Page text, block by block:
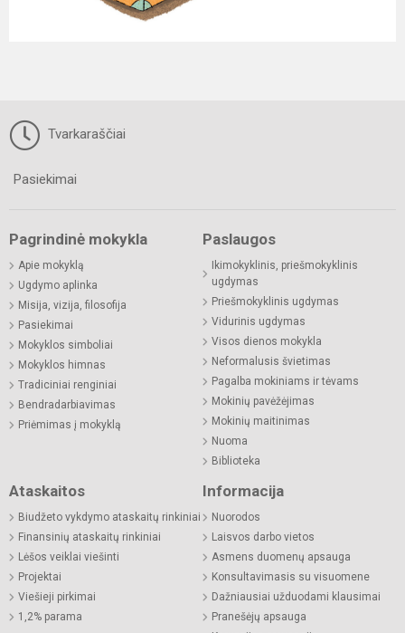
Tvarkaraščiai
Pasiekimai
Pagrindinė mokykla
Apie mokyklą
Ugdymo aplinka
Misija, vizija, filosofija
Pasiekimai
Mokyklos simboliai
Mokyklos himnas
Tradiciniai renginiai
Bendradarbiavimas
Priėmimas į mokyklą
Paslaugos
Ikimokyklinis, priešmokyklinis
ugdymas
Priešmokyklinis ugdymas
Vidurinis ugdymas
Visos dienos mokykla
Neformalusis švietimas
Pagalba mokiniams ir tėvams
Mokinių pavėžėjimas
Mokinių maitinimas
Nuoma
Biblioteka
Ataskaitos
Biudžeto vykdymo ataskaitų rinkiniai
Finansinių ataskaitų rinkiniai
Lėšos veiklai viešinti
Projektai
Viešieji pirkimai
1,2% parama
Informacija
Nuorodos
Laisvos darbo vietos
Asmens duomenų apsauga
Konsultavimasis su visuomene
Dažniausiai užduodami klausimai
Pranešėjų apsauga